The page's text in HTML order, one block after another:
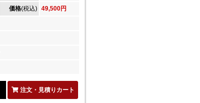
価格(税込) 49,500円
注文・見積りカート